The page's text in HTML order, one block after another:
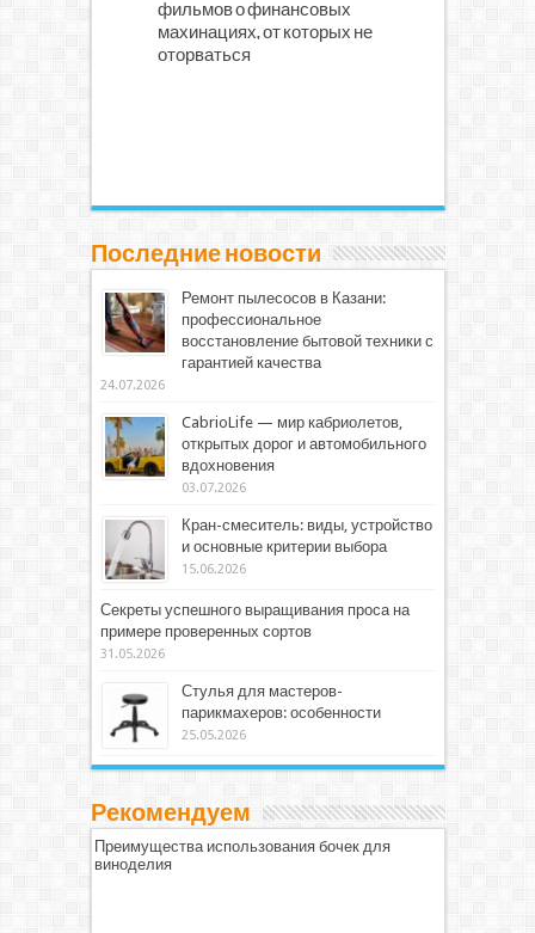
фильмов о финансовых
махинациях, от которых не
оторваться
Последние новости
Ремонт пылесосов в Казани:
профессиональное
восстановление бытовой техники с
гарантией качества
24.07.2026
CabrioLife — мир кабриолетов,
открытых дорог и автомобильного
вдохновения
03.07.2026
Кран-смеситель: виды, устройство
и основные критерии выбора
15.06.2026
Секреты успешного выращивания проса на
примере проверенных сортов
31.05.2026
Стулья для мастеров-
парикмахеров: особенности
25.05.2026
Рекомендуем
Преимущества использования бочек для
виноделия